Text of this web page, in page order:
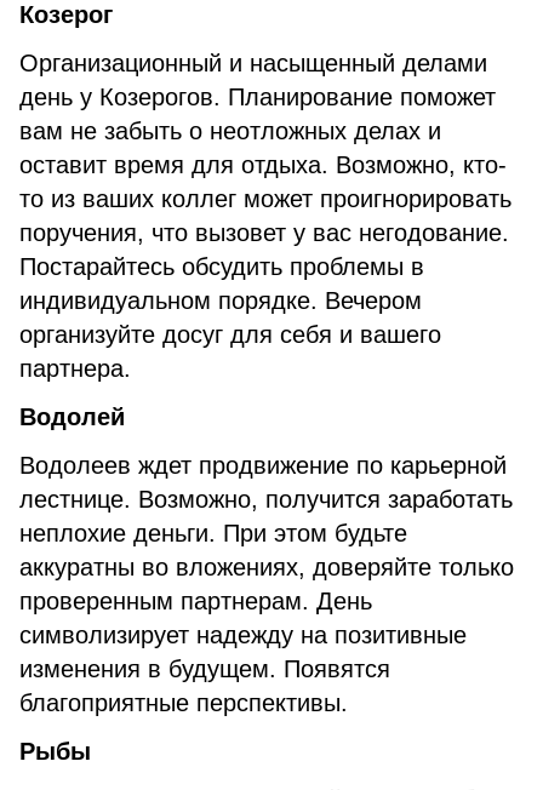
Козерог
Организационный и насыщенный делами
день у Козерогов. Планирование поможет
вам не забыть о неотложных делах и
оставит время для отдыха. Возможно, кто-
то из ваших коллег может проигнорировать
поручения, что вызовет у вас негодование.
Постарайтесь обсудить проблемы в
индивидуальном порядке. Вечером
организуйте досуг для себя и вашего
партнера.
Водолей
Водолеев ждет продвижение по карьерной
лестнице. Возможно, получится заработать
неплохие деньги. При этом будьте
аккуратны во вложениях, доверяйте только
проверенным партнерам. День
символизирует надежду на позитивные
изменения в будущем. Появятся
благоприятные перспективы.
Рыбы